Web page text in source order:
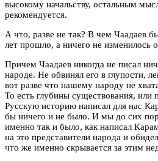
высокому начальству, остальным
рекомендуется.
А что, разве не так? В чем Чаадаев
лет прошло, а ничего не изменилось
Причем Чаадаев никогда не писал
народе. Не обвинял его в глупости,
вот разве что нашему народу не
То есть глубины существования,
Русскую историю написал для нас
бы ничего и не было. И мы до сих
именно так и было, как написал
на это представители народа и
что же именно скрывается за этим